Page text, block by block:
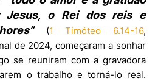
Jesus, o Rei dos reis e
(1 Timóteo 6.14-16,
de 2024, começaram a sonhar
se reuniram com a gravadora
o trabalho e torná-lo real.